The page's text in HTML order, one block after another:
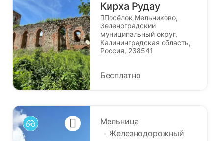
Кирха Рудау
Посёлок Мельниково,
Зеленоградский
муниципальный округ,
Калининградская область,
Россия, 238541
Бесплатно
Мельница
Железнодорожный